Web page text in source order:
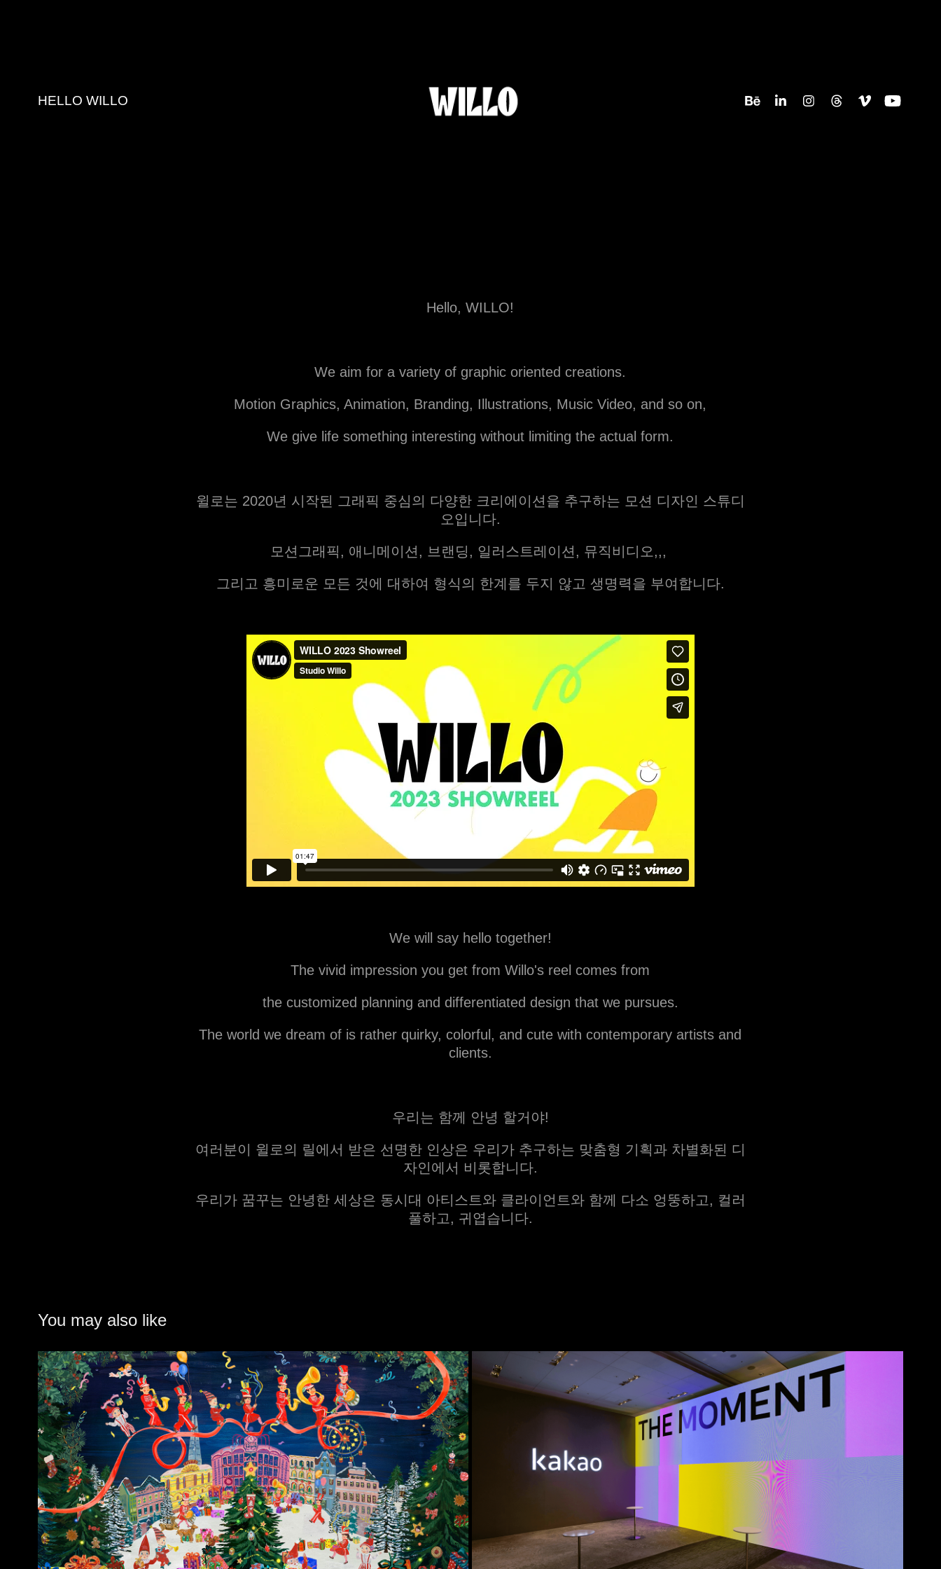
HELLO WILLO
Hello, WILLO!
We aim for a variety of graphic oriented creations.
Motion Graphics, Animation, Branding, Illustrations, Music Video, and so on,
We give life something interesting without limiting the actual form.
윌로는 2020년 시작된 그래픽 중심의 다양한 크리에이션을 추구하는 모션 디자인 스튜디
오입니다.
모션그래픽, 애니메이션, 브랜딩, 일러스트레이션, 뮤직비디오,,,
그리고 흥미로운 모든 것에 대하여 형식의 한계를 두지 않고 생명력을 부여합니다.
We will say hello together!
The vivid impression you get from Willo's reel comes from
the customized planning and differentiated design that we pursues.
The world we dream of is rather quirky, colorful, and cute with contemporary artists and
clients.
우리는 함께 안녕 할거야!
여러분이 윌로의 릴에서 받은 선명한 인상은 우리가 추구하는 맞춤형 기획과 차별화된 디
자인에서 비롯합니다.
우리가 꿈꾸는 안녕한 세상은 동시대 아티스트와 클라이언트와 함께 다소 엉뚱하고, 컬러
풀하고, 귀엽습니다.
You may also like
SWEET HOLIDAYS : Christmas in LOTTE TOWN [KAKAO] THE MOMENT kakao ads conference 2026